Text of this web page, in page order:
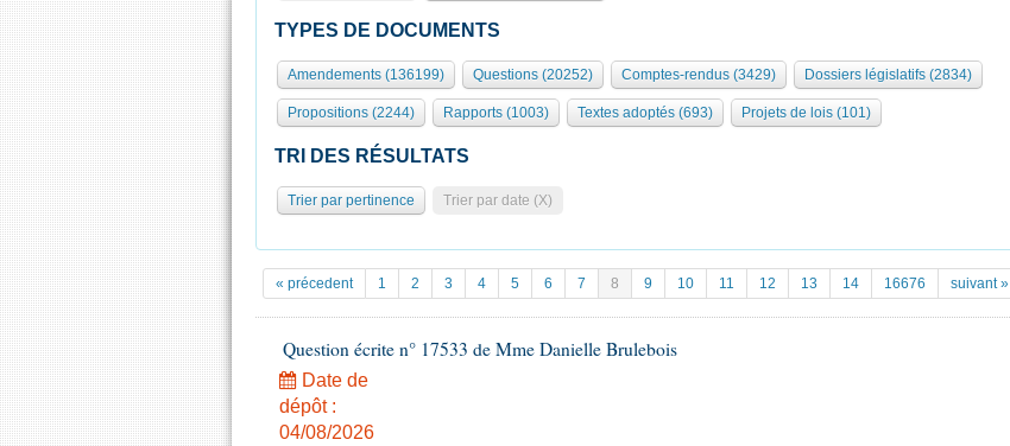
TYPES DE DOCUMENTS
Amendements (136199) Questions (20252) Comptes-rendus (3429) Dossiers législatifs (2834)
Propositions (2244) Rapports (1003) Textes adoptés (693) Projets de lois (101)
TRI DES RÉSULTATS
Trier par pertinence Trier par date (X)
« précedent 1 2 3 4 5 6 7 8 9 10 11 12 13 14 16676 suivant »
Question écrite n° 17533 de Mme Danielle Brulebois
Date de
dépôt :
04/08/2026